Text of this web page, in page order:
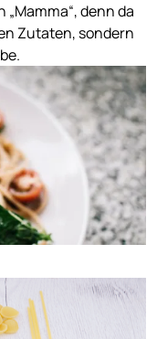
denn da
Zutaten, sondern